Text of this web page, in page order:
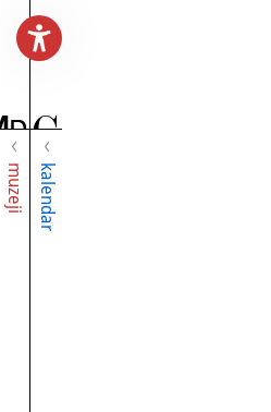
muzeji kalendar